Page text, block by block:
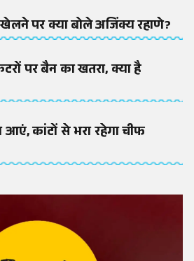
पर क्या बोले अजिंक्य रहाणे?
पर बैन का खतरा, क्या है
कांटों से भरा रहेगा चीफ